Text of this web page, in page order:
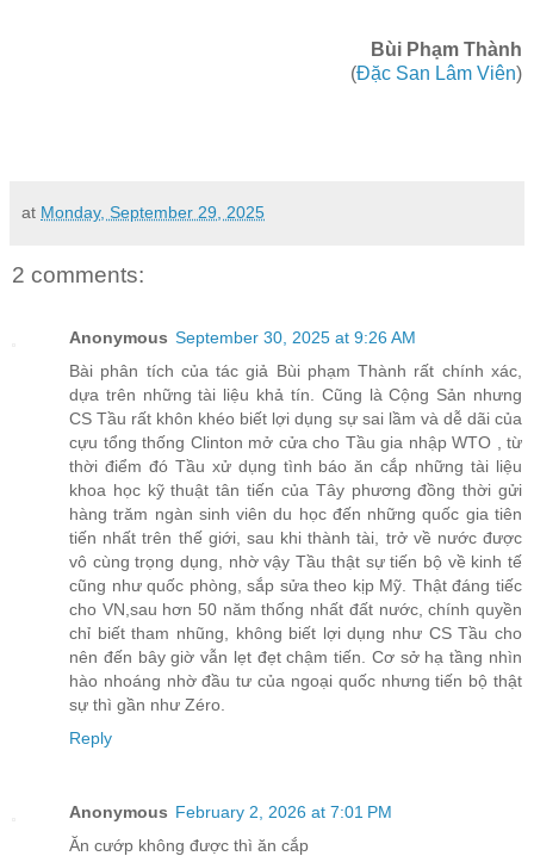
Bùi Phạm Thành
(Đặc San Lâm Viên)
at Monday, September 29, 2025
2 comments:
Anonymous September 30, 2025 at 9:26 AM
Bài phân tích của tác giả Bùi phạm Thành rất chính xác,
dựa trên những tài liệu khả tín. Cũng là Cộng Sản nhưng
CS Tầu rất khôn khéo biết lợi dụng sự sai lầm và dễ dãi của
cựu tổng thống Clinton mở cửa cho Tầu gia nhập WTO , từ
thời điểm đó Tầu xử dụng tình báo ăn cắp những tài liệu
khoa học kỹ thuật tân tiến của Tây phương đồng thời gửi
hàng trăm ngàn sinh viên du học đến những quốc gia tiên
tiến nhất trên thế giới, sau khi thành tài, trở về nước được
vô cùng trọng dụng, nhờ vậy Tầu thật sự tiến bộ về kinh tế
cũng như quốc phòng, sắp sửa theo kịp Mỹ. Thật đáng tiếc
cho VN,sau hơn 50 năm thống nhất đất nước, chính quyền
chỉ biết tham nhũng, không biết lợi dụng như CS Tầu cho
nên đến bây giờ vẫn lẹt đẹt chậm tiến. Cơ sở hạ tầng nhìn
hào nhoáng nhờ đầu tư của ngoại quốc nhưng tiến bộ thật
sự thì gần như Zéro.
Reply
Anonymous February 2, 2026 at 7:01 PM
Ăn cướp không được thì ăn cắp